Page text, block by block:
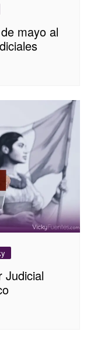
mayo al
Judicial